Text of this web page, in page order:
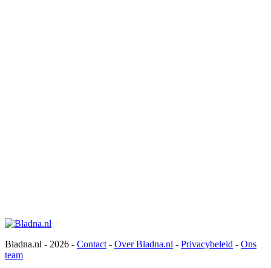
Bladna.nl - 2026 - Contact - Over Bladna.nl - Privacybeleid - Ons
team